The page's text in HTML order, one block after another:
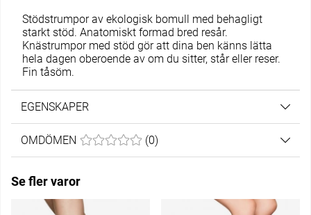
Stödstrumpor av ekologisk bomull med behagligt
starkt stöd. Anatomiskt formad bred resår.
Knästrumpor med stöd gör att dina ben känns lätta
hela dagen oberoende av om du sitter, står eller reser.
Fin tåsöm.
EGENSKAPER
OMDÖMEN MEDELBETYG 0 AV 5 ANTAL BETYG 0
(0)
Se fler varor